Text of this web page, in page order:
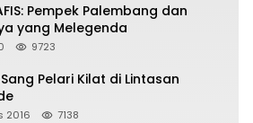
Pempek Palembang dan
yang Melegenda
9723
Pelari Kilat di Lintasan
2016 7138